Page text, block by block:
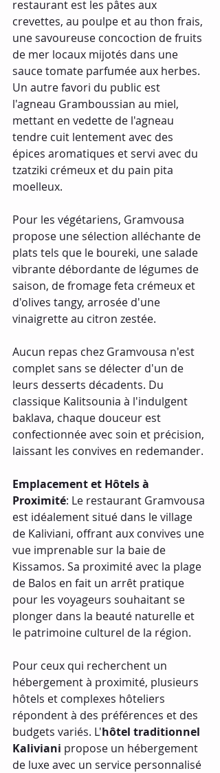
restaurant est les pâtes aux
crevettes, au poulpe et au thon frais,
une savoureuse concoction de fruits
de mer locaux mijotés dans une
sauce tomate parfumée aux herbes.
Un autre favori du public est
l'agneau Gramboussian au miel,
mettant en vedette de l'agneau
tendre cuit lentement avec des
épices aromatiques et servi avec du
tzatziki crémeux et du pain pita
moelleux.
Pour les végétariens, Gramvousa
propose une sélection alléchante de
plats tels que le boureki, une salade
vibrante débordante de légumes de
saison, de fromage feta crémeux et
d'olives tangy, arrosée d'une
vinaigrette au citron zestée.
Aucun repas chez Gramvousa n'est
complet sans se délecter d'un de
leurs desserts décadents. Du
classique Kalitsounia à l'indulgent
baklava, chaque douceur est
confectionnée avec soin et précision,
laissant les convives en redemander.
Emplacement et Hôtels à
Proximité: Le restaurant Gramvousa
est idéalement situé dans le village
de Kaliviani, offrant aux convives une
vue imprenable sur la baie de
Kissamos. Sa proximité avec la plage
de Balos en fait un arrêt pratique
pour les voyageurs souhaitant se
plonger dans la beauté naturelle et
le patrimoine culturel de la région.
Pour ceux qui recherchent un
hébergement à proximité, plusieurs
hôtels et complexes hôteliers
répondent à des préférences et des
budgets variés. L'hôtel traditionnel
Kaliviani propose un hébergement
de luxe avec un service personnalisé